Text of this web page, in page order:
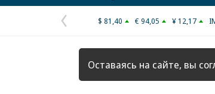
Предыдущая
страница
$ 81,40 € 94,05 ¥ 12,17
Оставаясь на сайте, вы